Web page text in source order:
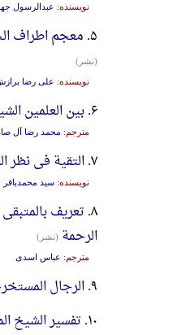
نویسنده: عبدالرسول
۵. معجم اطراف
(نشر)
نویسنده: علی رضا
۶. بین العلمین
مترجم: محمد رضا آل
۷. التقیة فی نظر
نویسنده: سید محمدباقر
۸. تعریف
الرحمة (نشر)
مترجم: عباس اسدی
۹. الرجال
۱۰. تفسیر الشیخ